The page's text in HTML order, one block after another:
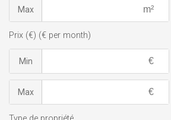
Max
Prix (€) (€ per month)
Min
Max